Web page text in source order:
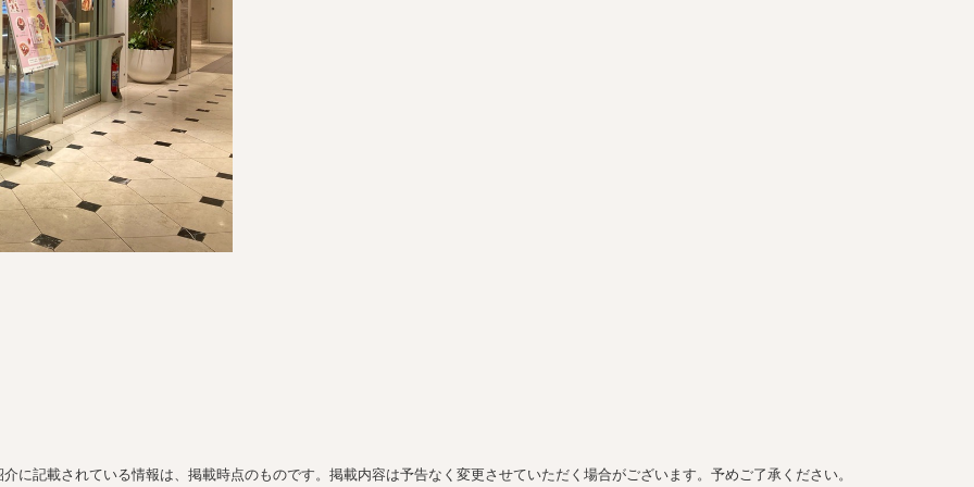
に記載されている情報は、掲載時点のものです。掲載内容は予告なく変更させていただく場合がございます。予めご了承ください。